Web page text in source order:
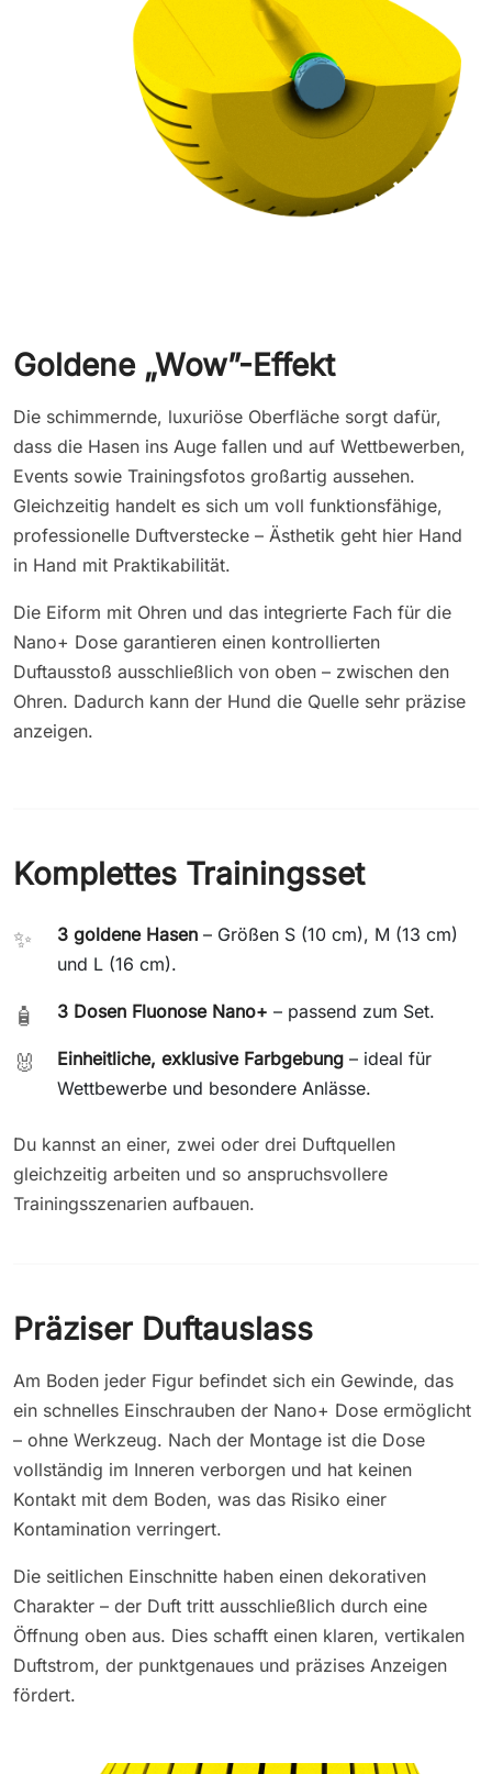
Goldene „Wow”-Effekt
Die schimmernde, luxuriöse Oberfläche sorgt dafür,
dass die Hasen ins Auge fallen und auf Wettbewerben,
Events sowie Trainingsfotos großartig aussehen.
Gleichzeitig handelt es sich um voll funktionsfähige,
professionelle Duftverstecke – Ästhetik geht hier Hand
in Hand mit Praktikabilität.
Die Eiform mit Ohren und das integrierte Fach für die
Nano+ Dose garantieren einen kontrollierten
Duftausstoß ausschließlich von oben – zwischen den
Ohren. Dadurch kann der Hund die Quelle sehr präzise
anzeigen.
Komplettes Trainingsset
✨ 3 goldene Hasen – Größen S (10 cm), M (13 cm)
und L (16 cm).
🧴 3 Dosen Fluonose Nano+ – passend zum Set.
🐰 Einheitliche, exklusive Farbgebung – ideal für
Wettbewerbe und besondere Anlässe.
Du kannst an einer, zwei oder drei Duftquellen
gleichzeitig arbeiten und so anspruchsvollere
Trainingsszenarien aufbauen.
Präziser Duftauslass
Am Boden jeder Figur befindet sich ein Gewinde, das
ein schnelles Einschrauben der Nano+ Dose ermöglicht
– ohne Werkzeug. Nach der Montage ist die Dose
vollständig im Inneren verborgen und hat keinen
Kontakt mit dem Boden, was das Risiko einer
Kontamination verringert.
Die seitlichen Einschnitte haben einen dekorativen
Charakter – der Duft tritt ausschließlich durch eine
Öffnung oben aus. Dies schafft einen klaren, vertikalen
Duftstrom, der punktgenaues und präzises Anzeigen
fördert.